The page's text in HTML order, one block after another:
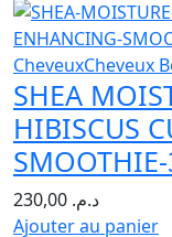
CheveuxCheveux
SHEA
HIBISCUS
د.م.
Ajouter au panier